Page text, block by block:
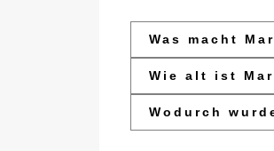
Was macht
Wie alt ist
Wodurch